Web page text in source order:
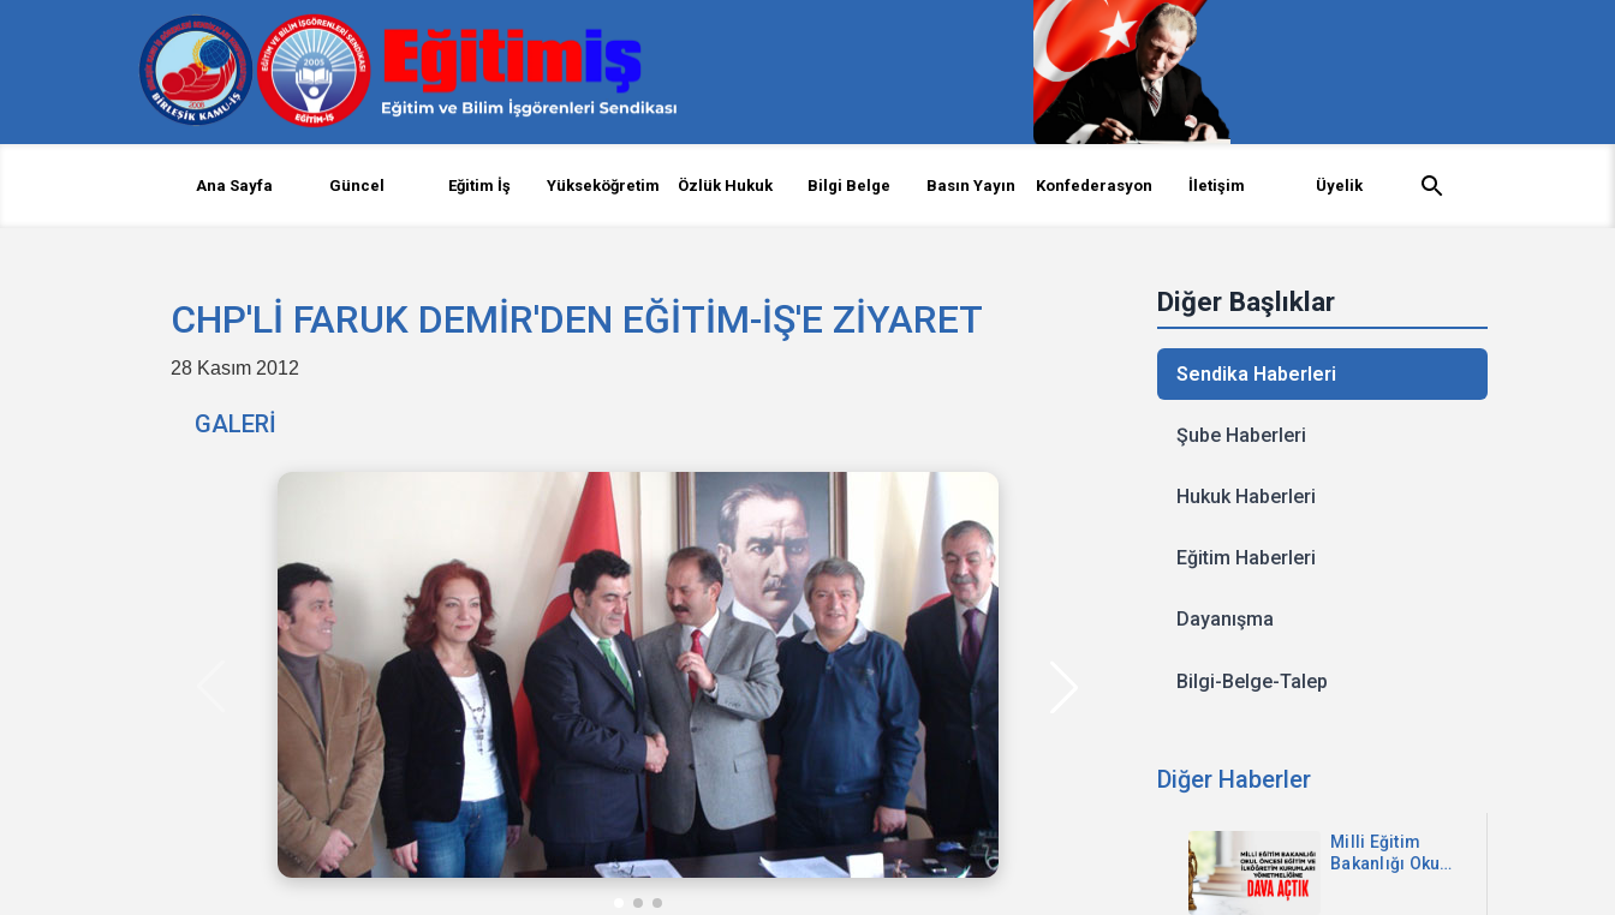
Ana Sayfa Güncel Eğitim İş Yükseköğretim Özlük Hukuk Bilgi Belge Basın Yayın Konfederasyon İletişim Üyelik
Diğer Başlıklar
Sendika Haberleri
Şube Haberleri
Hukuk Haberleri
Eğitim Haberleri
Dayanışma
Bilgi-Belge-Talep
Diğer Haberler
Milli Eğitim
Bakanlığı Okul
CHP'Lİ FARUK DEMİR'DEN EĞİTİM-İŞ'E ZİYARET
28 Kasım 2012
GALERİ